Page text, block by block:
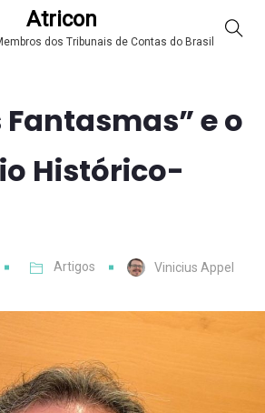
Atricon
dos Tribunais de Contas do Brasil
e o
Histórico-
Artigos Vinicius Appel